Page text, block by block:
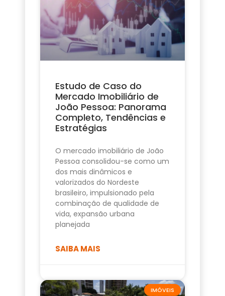
Estudo de Caso do
Mercado Imobiliário de
João Pessoa: Panorama
Completo, Tendências e
Estratégias
O mercado imobiliário de João
Pessoa consolidou-se como um
dos mais dinâmicos e
valorizados do Nordeste
brasileiro, impulsionado pela
combinação de qualidade de
vida, expansão urbana
planejada
SAIBA MAIS
IMÓVEIS